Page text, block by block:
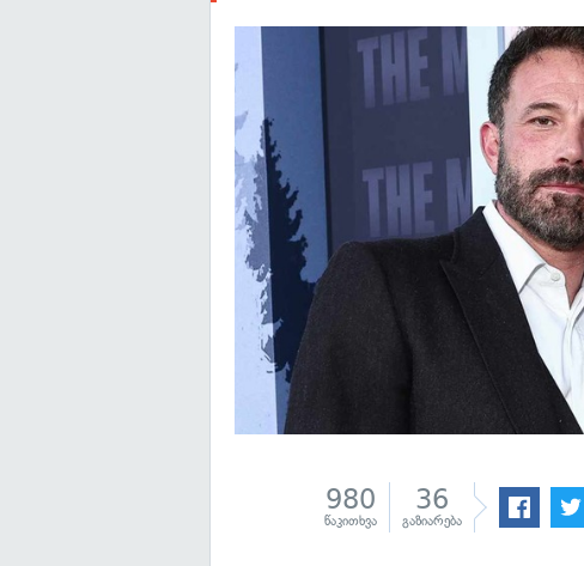
980
წაკითხვა
36
გაზიარება